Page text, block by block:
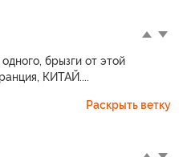
брызги от этой
КИТАЙ....
Раскрыть ветку